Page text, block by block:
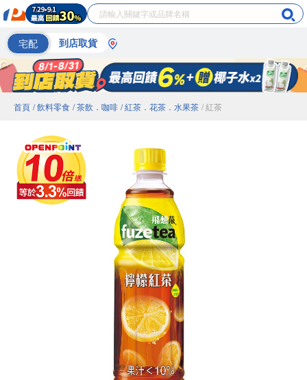
宅配 到店取貨
首頁 / 飲料零食 / 茶飲．咖啡 / 紅茶．花茶．水果茶 / 紅茶